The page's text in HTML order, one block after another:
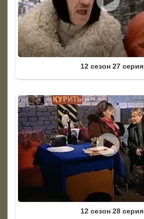
12 сезон 27 серия
12 сезон 28 серия